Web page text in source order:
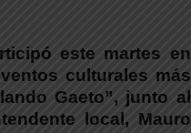
este martes en
culturales más
Gaeto”, junto al
local, Mauro